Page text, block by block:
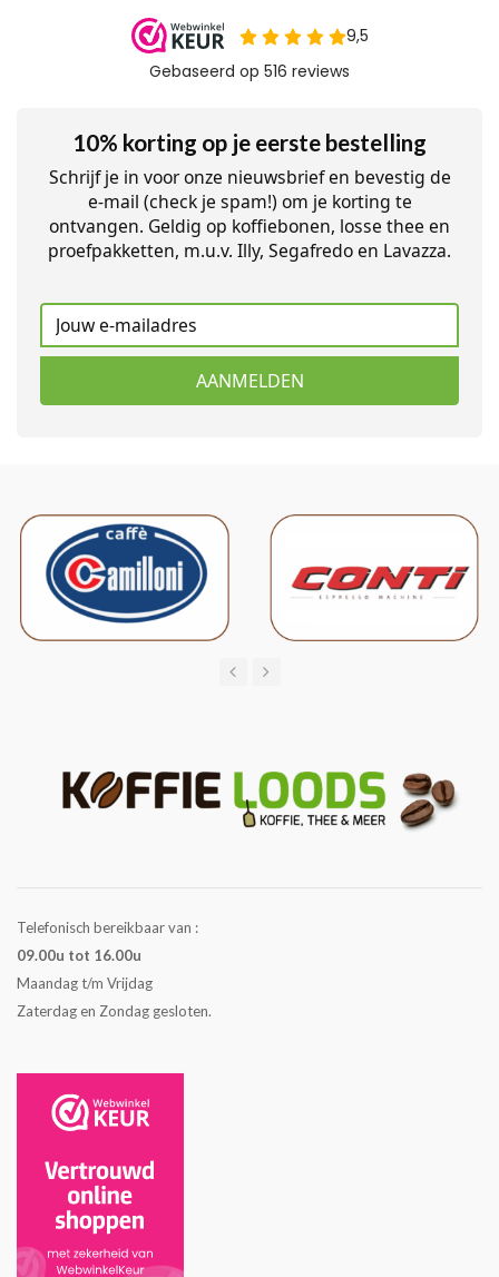
10% korting op je eerste bestelling
Schrijf je in voor onze nieuwsbrief en bevestig de
e-mail (check je spam!) om je korting te
ontvangen. Geldig op koffiebonen, losse thee en
proefpakketten, m.u.v. Illy, Segafredo en Lavazza.
AANMELDEN
Telefonisch bereikbaar van :
09.00u tot 16.00u
Maandag t/m Vrijdag
Zaterdag en Zondag gesloten.